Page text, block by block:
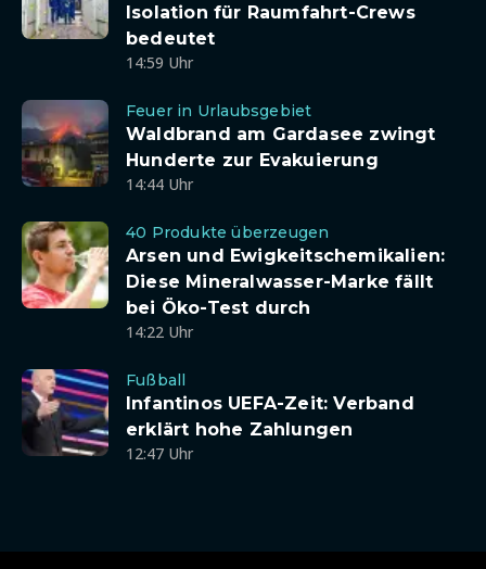
Isolation für Raumfahrt-Crews
bedeutet
14:59 Uhr
Feuer in Urlaubsgebiet
Waldbrand am Gardasee zwingt
Hunderte zur Evakuierung
14:44 Uhr
40 Produkte überzeugen
Arsen und Ewigkeitschemikalien:
Diese Mineralwasser-Marke fällt
bei Öko-Test durch
14:22 Uhr
Fußball
Infantinos UEFA-Zeit: Verband
erklärt hohe Zahlungen
12:47 Uhr